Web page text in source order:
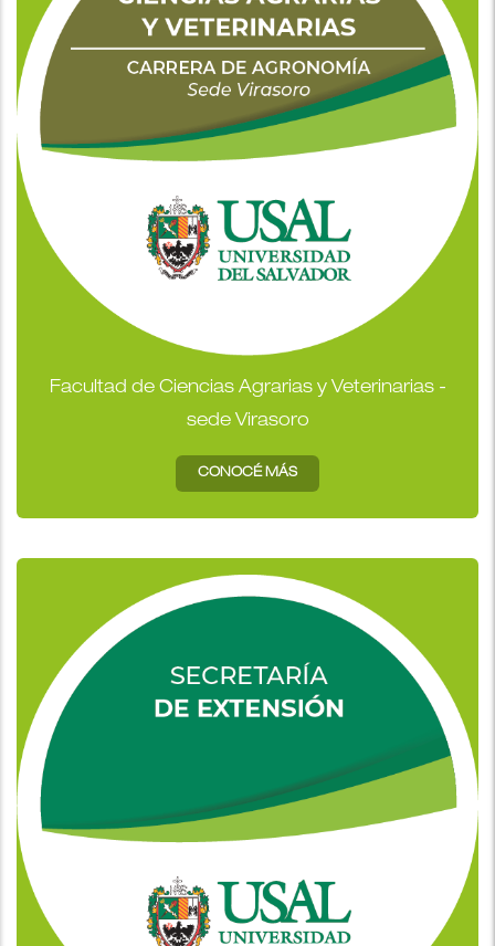
Facultad de Ciencias Agrarias y Veterinarias -
sede Virasoro
CONOCÉ MÁS